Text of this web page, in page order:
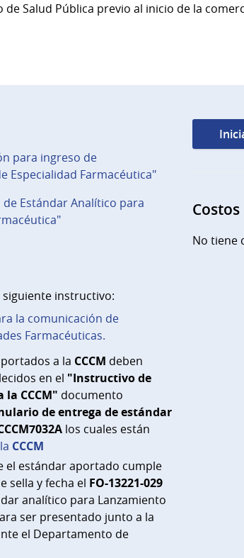
Salud Pública previo al inicio de la
para ingreso de
Especialidad Farmacéutica"
Estándar Analítico para
instructivo:
la comunicación de
Farmacéuticas.
a la CCCM deben
en el "Instructivo de
CCCM" documento
de entrega de estándar
los cuales están
CCCM
el estándar aportado cumple
sella y fecha el FO-13221-029
analítico para Lanzamiento
ser presentado junto a la
el Departamento de
Costos
No tiene